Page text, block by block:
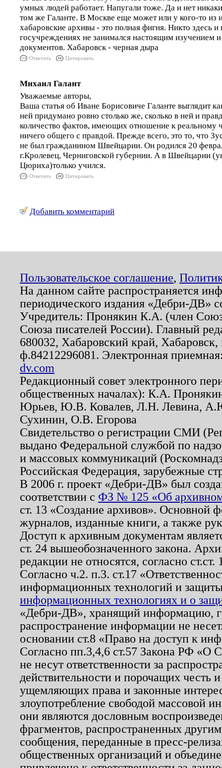
умных людей работает. Напугали тоже. Да и нет
том же Галанте. В Москве еще может или у кого-то из
хабаровские архивы - это полная фигня. Никто здесь и
госучреждениях не занимался настоящим изучением
документов. Хабаровск - черная дыра
Ответить Цитировать
Михаил Галант
Уважаемые авторы,
Ваша статья об Иване Борисовиче Галанте выглядит
ней придумано ровно столько же, сколько в ней и
количество фактов, имеющих отношение к реальному
ничего общего с правдой. Прежде всего, это то, что
не был гражданином Швейцарии. Он родился 20
г.Кролевец, Черниговской губернии. А в Швейцарии
Цюриха)только учился.
Ответить Цитировать
Добавить комментарий
Пользовательское соглашение,
На данном сайте распространяется
периодического издания «Дебри-ДВ»
Учредитель: Пронякин К.А. (член
Союза писателей России). Главный
680032, Хабаровский край,
ф.84212296081. Электронная
dv.com
Редакционный совет электронного
общественных началах): К.А.
Юрьев, Ю.В. Ковалев, Л.Н. Левина,
Сухинин, О.В. Егорова
Свидетельство о регистрации СМИ
выдано Федеральной службой по
и массовых коммуникаций
Российская Федерация, зарубежные
В 2006 г. проект «Дебри-ДВ» был
соответствии с ФЗ № 125 «Об
ст. 13 «Создание архивов». Основной
журналов, изданные книги, а также
Доступ к архивным документам
ст. 24 вышеобозначенного закона.
редакции не относятся, согласно
Согласно ч.2. п.3. ст.17
информационных технологий и
информационных технологиях и о
«Дебри-ДВ», хранящий информацию,
распространение информации не
основании ст.8 «Право на доступ к
Согласно пп.3,4,6 ст.57 Закона РФ «О
не несут ответственности за
действительности и порочащих честь
ущемляющих права и законные
злоупотребление свободой массовой
они являются дословным
фрагментов, распространенных
сообщения, переданные в пресс-
общественных организаций и